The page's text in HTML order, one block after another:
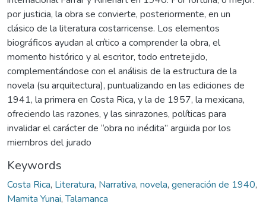
por justicia, la obra se convierte, posteriormente, en un
clásico de la literatura costarricense. Los elementos
biográficos ayudan al crítico a comprender la obra, el
momento histórico y al escritor, todo entretejido,
complementándose con el análisis de la estructura de la
novela (su arquitectura), puntualizando en las ediciones de
1941, la primera en Costa Rica, y la de 1957, la mexicana,
ofreciendo las razones, y las sinrazones, políticas para
invalidar el carácter de “obra no inédita” argüida por los
miembros del jurado
Keywords
Costa Rica, Literatura, Narrativa, novela, generación de 1940,
Mamita Yunai,Talamanca